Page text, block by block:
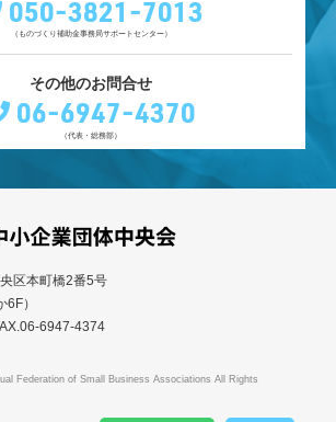
050-3821-7013
（ものづくり補助金事務局サポートセンター）
その他のお問合せ
06-6947-4370
（代表・総務部）
区本町橋2番5号
6F）
6947-4374
Federation of Small Business Associations All Rights